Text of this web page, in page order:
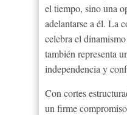
el tiempo, sino una
adelantarse a él. La
celebra el
también representa
independencia y
Con cortes
un firme